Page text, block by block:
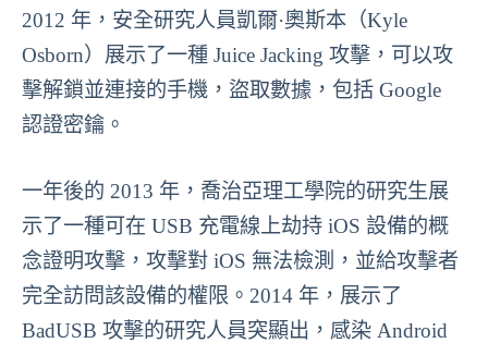
2012 年，安全研究人員凱爾·奧斯本（Kyle
Osborn）展示了一種 Juice Jacking 攻擊，可以攻
擊解鎖並連接的手機，盜取數據，包括 Google
認證密鑰。
一年後的 2013 年，喬治亞理工學院的研究生展
示了一種可在 USB 充電線上劫持 iOS 設備的概
念證明攻擊，攻擊對 iOS 無法檢測，並給攻擊者
完全訪問該設備的權限。2014 年，展示了
BadUSB 攻擊的研究人員突顯出，感染 Android